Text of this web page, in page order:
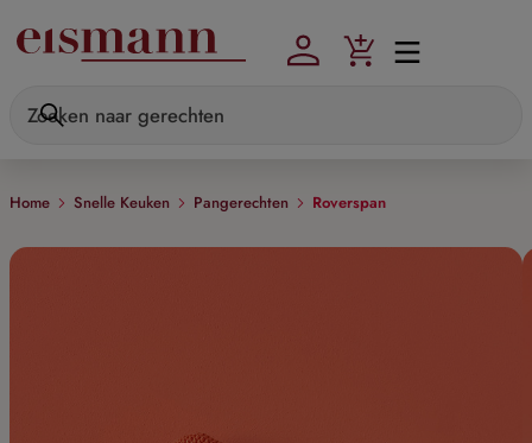
Home Snelle Keuken Pangerechten Roverspan